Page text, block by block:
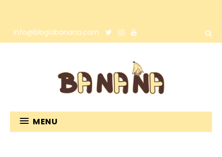
info@bloglabanana.com
MENU